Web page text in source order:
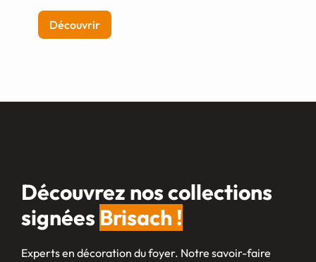
Découvrir
Découvrez nos collections
signées Brisach !
Experts en décoration du foyer. Notre savoir-faire